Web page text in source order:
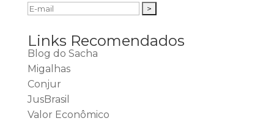
Links Recomendados
Blog do Sacha
Migalhas
Conjur
JusBrasil
Valor Econômico